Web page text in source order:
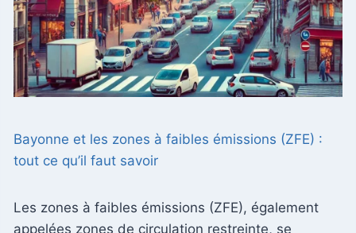
Bayonne et les zones à faibles émissions (ZFE) :
tout ce qu’il faut savoir
Les zones à faibles émissions (ZFE), également
appelées zones de circulation restreinte, se